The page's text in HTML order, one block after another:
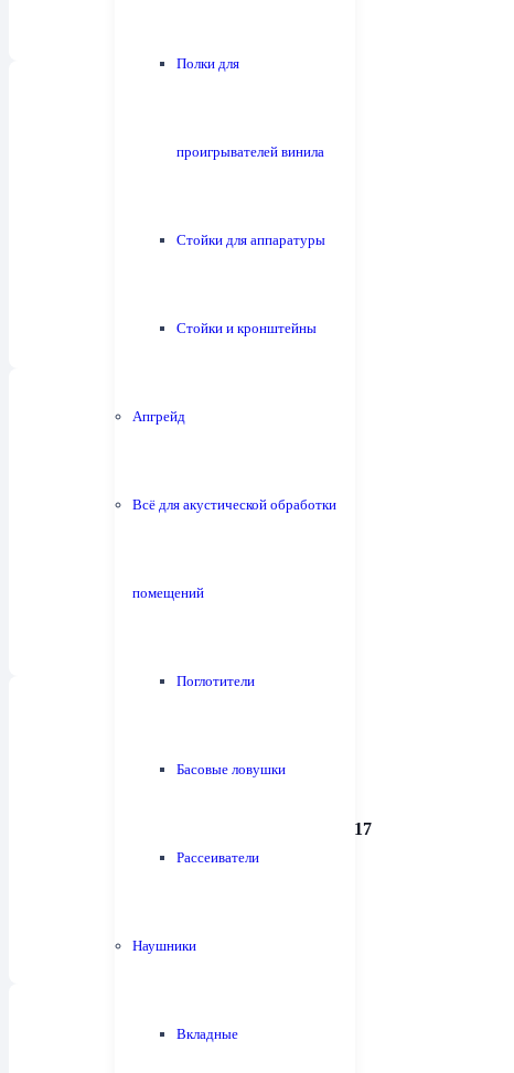
Полки для
проигрывателей винила
Стойки для аппаратуры
Стойки и кронштейны
Апгрейд
Всё для акустической обработки
помещений
Поглотители
Басовые ловушки
Рассеиватели
Наушники
Вкладные
17